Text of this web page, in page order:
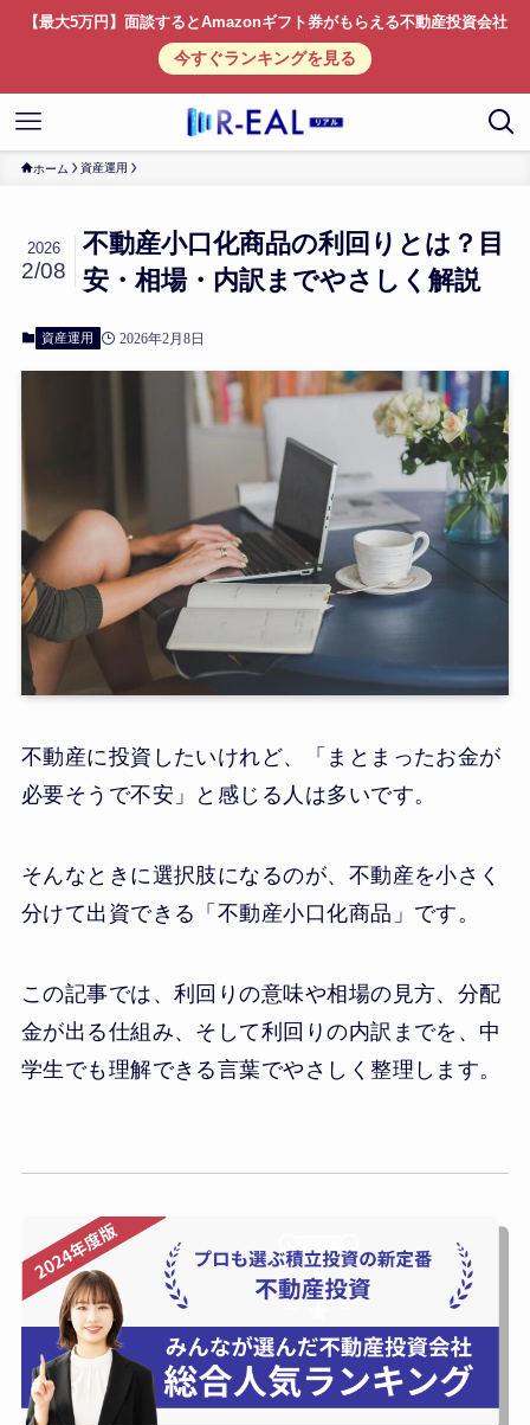
【最大5万円】面談するとAmazonギフト券がもらえる不動産投資会社
今すぐランキングを見る
ホーム 資産運用
不動産小口化商品の利回りとは？目
安・相場・内訳までやさしく解説
2026
2/08
資産運用 2026年2月8日
不動産に投資したいけれど、「まとまったお金が
必要そうで不安」と感じる人は多いです。
そんなときに選択肢になるのが、不動産を小さく
分けて出資できる「不動産小口化商品」です。
この記事では、利回りの意味や相場の見方、分配
金が出る仕組み、そして利回りの内訳までを、中
学生でも理解できる言葉でやさしく整理します。